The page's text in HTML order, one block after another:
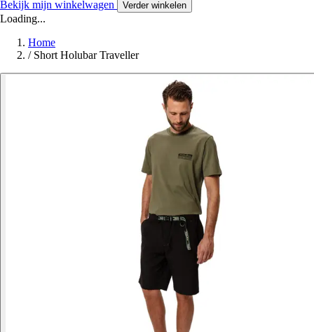
Bekijk mijn winkelwagen Verder winkelen
Loading...
Home
/ Short Holubar Traveller